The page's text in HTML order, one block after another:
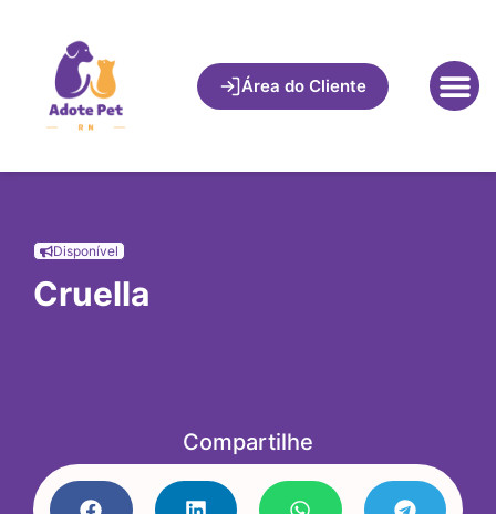
Área do Cliente
Disponível
Cruella
Compartilhe